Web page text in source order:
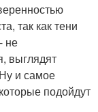
так как тени
не
выглядят
и самое
подойдут